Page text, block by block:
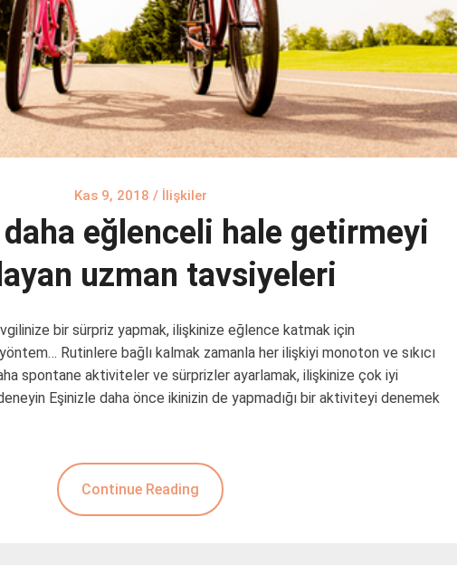
Kas 9, 2018 / İlişkiler
eğlenceli hale getirmeyi
uzman tavsiyeleri
bir sürpriz yapmak, ilişkinize eğlence katmak için
Rutinlere bağlı kalmak zamanla her ilişkiyi monoton ve sıkıcı
spontane aktiviteler ve sürprizler ayarlamak, ilişkinize çok iyi
Eşinizle daha önce ikinizin de yapmadığı bir aktiviteyi denemek
Continue Reading